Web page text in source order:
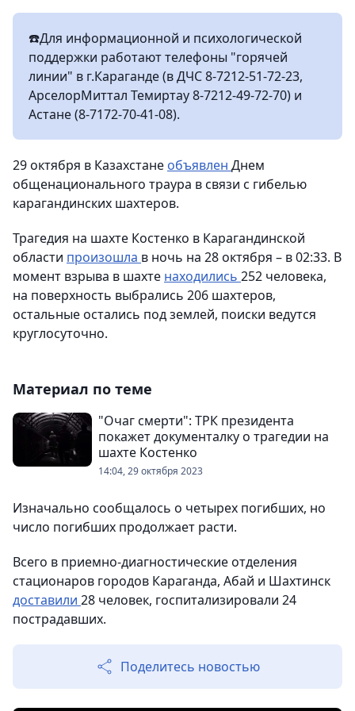
☎️Для информационной и психологической
поддержки работают телефоны "горячей
линии" в г.Караганде (в ДЧС 8-7212-51-72-23,
АрселорМиттал Темиртау 8-7212-49-72-70) и
Астане (8-7172-70-41-08).
29 октября в Казахстане объявлен Днем
общенационального траура в связи с гибелью
карагандинских шахтеров.
Трагедия на шахте Костенко в Карагандинской
области произошла в ночь на 28 октября – в 02:33. В
момент взрыва в шахте находились 252 человека,
на поверхность выбрались 206 шахтеров,
остальные остались под землей, поиски ведутся
круглосуточно.
Материал по теме
"Очаг смерти": ТРК президента
покажет документалку о трагедии на
шахте Костенко
14:04, 29 октября 2023
Изначально сообщалось о четырех погибших, но
число погибших продолжает расти.
Всего в приемно-диагностические отделения
стационаров городов Караганда, Абай и Шахтинск
доставили 28 человек, госпитализировали 24
пострадавших.
Поделитесь новостью